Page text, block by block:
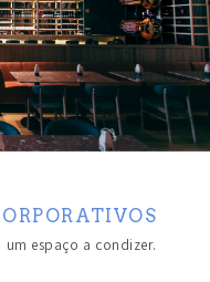
um espaço a condizer.